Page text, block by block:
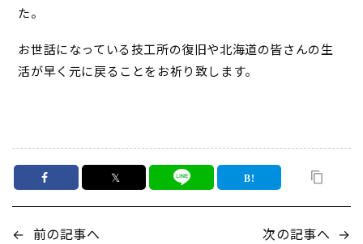
た。
お世話になっている技工所の復旧や北海道の皆さんの生
活が早く元に戻ることをお祈り致します。
𝕏
← 前の記事へ 次の記事へ →